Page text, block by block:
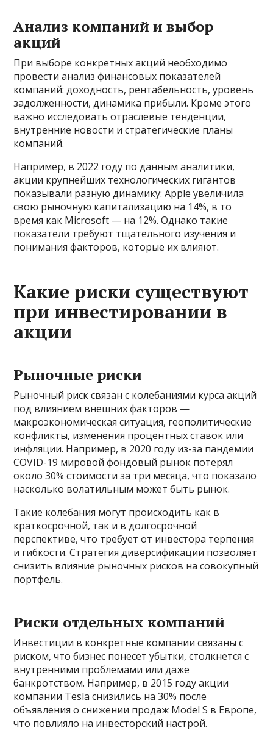
Анализ компаний и выбор
акций
При выборе конкретных акций необходимо
провести анализ финансовых показателей
компаний: доходность, рентабельность, уровень
задолженности, динамика прибыли. Кроме этого
важно исследовать отраслевые тенденции,
внутренние новости и стратегические планы
компаний.
Например, в 2022 году по данным аналитики,
акции крупнейших технологических гигантов
показывали разную динамику: Apple увеличила
свою рыночную капитализацию на 14%, в то
время как Microsoft — на 12%. Однако такие
показатели требуют тщательного изучения и
понимания факторов, которые их влияют.
Какие риски существуют
при инвестировании в
акции
Рыночные риски
Рыночный риск связан с колебаниями курса акций
под влиянием внешних факторов —
макроэкономическая ситуация, геополитические
конфликты, изменения процентных ставок или
инфляции. Например, в 2020 году из-за пандемии
COVID-19 мировой фондовый рынок потерял
около 30% стоимости за три месяца, что показало
насколько волатильным может быть рынок.
Такие колебания могут происходить как в
краткосрочной, так и в долгосрочной
перспективе, что требует от инвестора терпения
и гибкости. Стратегия диверсификации позволяет
снизить влияние рыночных рисков на совокупный
портфель.
Риски отдельных компаний
Инвестиции в конкретные компании связаны с
риском, что бизнес понесет убытки, столкнется с
внутренними проблемами или даже
банкротством. Например, в 2015 году акции
компании Tesla снизились на 30% после
объявления о снижении продаж Model S в Европе,
что повлияло на инвесторский настрой.